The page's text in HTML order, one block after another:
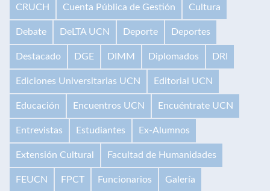
CRUCH Cuenta Pública de Gestión Cultura
Debate DeLTA UCN Deporte Deportes
Destacado DGE DIMM Diplomados DRI
Ediciones Universitarias UCN Editorial UCN
Educación Encuentros UCN Encuéntrate UCN
Entrevistas Estudiantes Ex-Alumnos
Extensión Cultural Facultad de Humanidades
FEUCN FPCT Funcionarios Galería